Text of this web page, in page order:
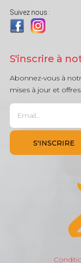
Suivez nous :
S'inscrire à
Abonnez-vous à
mises à jour et offres.